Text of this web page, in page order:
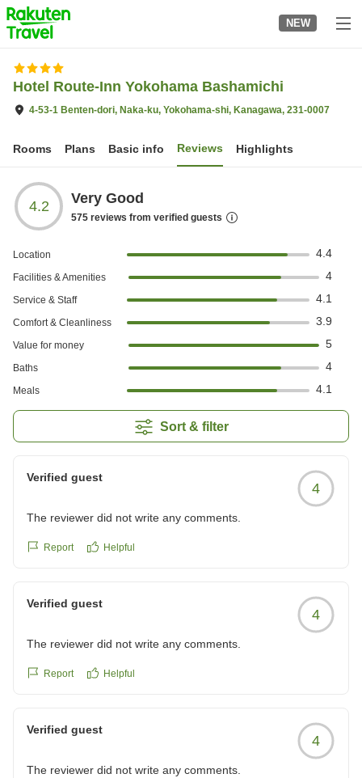
to
top
page
NEW
Hotel Route-Inn Yokohama Bashamichi
4-53-1 Benten-dori, Naka-ku, Yokohama-shi, Kanagawa, 231-0007
Rooms Plans Basic info Reviews Highlights
4.2 Very Good
575 reviews from verified guests
Location 4.4
Facilities & Amenities 4
Service & Staff 4.1
Comfort & Cleanliness 3.9
Value for money 5
Baths 4
Meals 4.1
Sort & filter
Verified guest
4
The reviewer did not write any comments.
Report Helpful
Verified guest
4
The reviewer did not write any comments.
Report Helpful
Verified guest
4
The reviewer did not write any comments.